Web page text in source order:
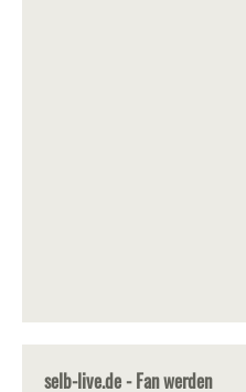
selb-live.de - Fan werden